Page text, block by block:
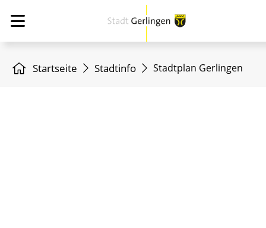
Startseite Stadtinfo Stadtplan Gerlingen